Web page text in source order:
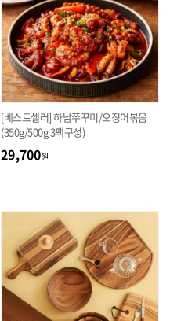
[베스트셀러] 하남쭈꾸미/오징어볶음
(350g/500g 3팩구성)
29,700원